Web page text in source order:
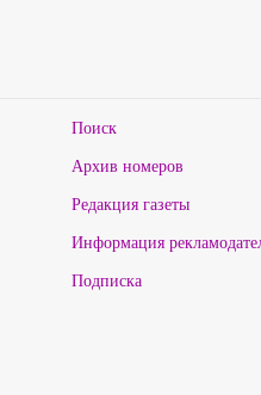
Поиск
Архив номеров
Редакция газеты
Информация
Подписка